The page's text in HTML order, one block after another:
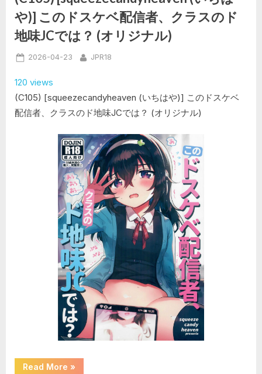
心)]
シ
ー
マ
様、
女
は
上
官、
は
愛
奴
(機
動
戦
士
Gundam0083)”
や)] このドスケベ配信者、クラスのド
地味JCでは？ (オリジナル)
Posted
2026-04-23 By
JPR18
120 views
(C105) [squeezecandyheaven (いちはや)] このドスケベ
配信者、クラスのド地味JCでは？ (オリジナル)
Read More “(C105)
»